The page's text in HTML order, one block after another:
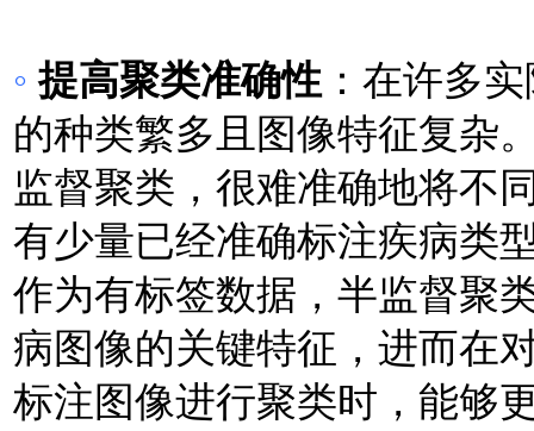
◦提高聚类准确性 ：在许多
的种类繁多且图像特征复杂
监督聚类，很难准确地将不
有少量已经准确标注疾病类
作为有标签数据，半监督聚
病图像的关键特征，进而在
标注图像进行聚类时，能够